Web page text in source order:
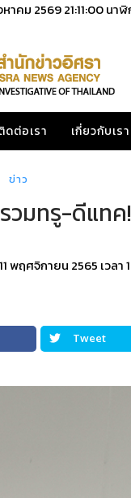
าคม 256921:11:02นาฬิ
ดต่อเรา เกี่ยวกับเรา
ข่าว
มทรู-ดีแทค!
พฤศจิกายน 2565 เวลา
Tweet